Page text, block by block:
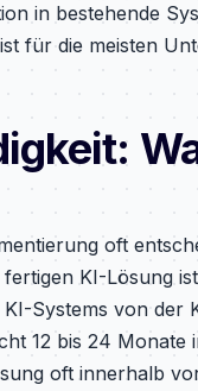
in bestehende
für die meisten
oft
KI-Lösung
Systems von der
12 bis 24 Monate
oft innerhalb